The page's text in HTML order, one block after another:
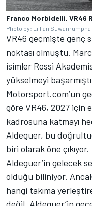
Franco Morbidelli, VR46
Photo by: Lillian Suwanrumpha
VR46 geçmişte genç
noktası olmuştu.
isimler Rossi
yükselmeyi
Motorsport.com’un
göre VR46, 2027 için
kadrosuna katmayı
Aldeguer, bu
biri olarak öne çıkıyor.
Aldeguer’in gelecek
olduğu biliniyor.
hangi takıma